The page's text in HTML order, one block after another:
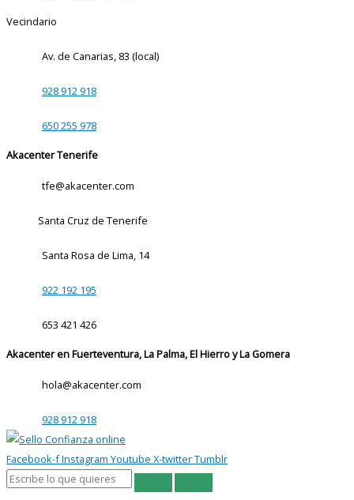
Vecindario
Av. de Canarias, 83 (local)
928 912 918
650 255 978
Akacenter Tenerife
tfe@akacenter.com
Santa Cruz de Tenerife
Santa Rosa de Lima, 14
922 192 195
653 421 426
Akacenter en Fuerteventura, La Palma, El Hierro y La Gomera
hola@akacenter.com
928 912 918
Facebook-fInstagram Youtube X-twitterTumblr